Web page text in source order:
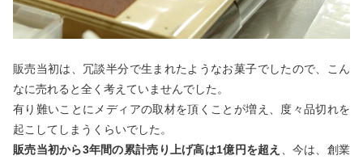
販売当初は、冗談半分で生まれたようなお菓子でしたので、こん
なに売れると全く考えていませんでした。
有り難いことにメディアの取材を頂くことが増え、度々品切れを
起こしてしまうくらいでした。
販売当初から3年間の累計売り上げ高は1億円を超え
、今は、創業